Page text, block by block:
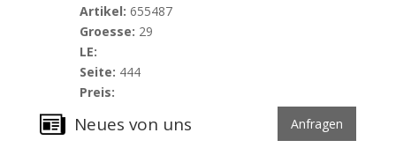
Artikel: 655487
Groesse: 29
LE:
Seite: 444
Preis:
Anfragen
Neues von uns